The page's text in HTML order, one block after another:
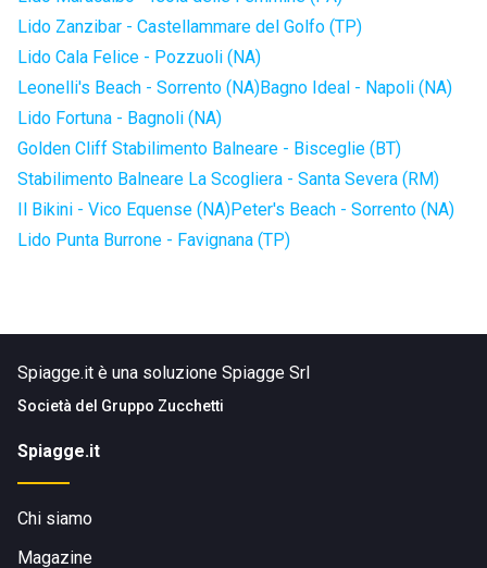
Lido Zanzibar - Castellammare del Golfo (TP)
Lido Cala Felice - Pozzuoli (NA)
Leonelli's Beach - Sorrento (NA)Bagno Ideal - Napoli (NA)
Lido Fortuna - Bagnoli (NA)
Golden Cliff Stabilimento Balneare - Bisceglie (BT)
Stabilimento Balneare La Scogliera - Santa Severa (RM)
Il Bikini - Vico Equense (NA)Peter's Beach - Sorrento (NA)
Lido Punta Burrone - Favignana (TP)
Spiagge.it è una soluzione Spiagge Srl
Società del Gruppo Zucchetti
Spiagge.it
Chi siamo
Magazine